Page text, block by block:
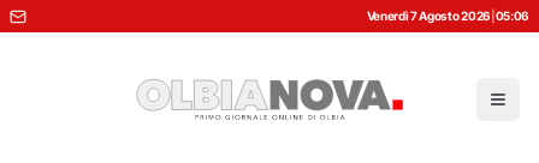
Venerdì 7 Agosto 2026 05:06